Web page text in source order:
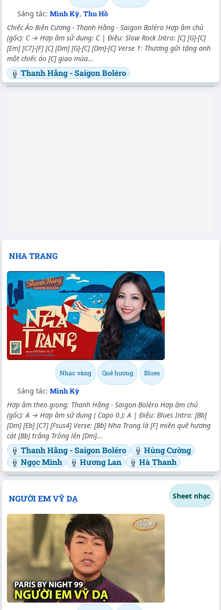
Sáng tác: Minh Kỳ, Thu Hồ
Chiếc Áo Biên Cương - Thanh Hằng - Saigon Boléro Hợp âm chủ
(gốc): C → Hợp âm sử dụng: C | Điệu: Slow Rock Intro: [C] [G]-[C]
[Em] [C7]-[F] [C] [Dm] [G]-[C] [Dm]-[C] Verse 1: Thương gửi tặng anh
một chiếc áo [C] giao mùa...
Thanh Hằng - Saigon Boléro
NHA TRANG
Nhạc vàng Quê hương Blues
Sáng tác: Minh Kỳ
Hợp âm theo giọng: Thanh Hằng - Saigon Boléro Hợp âm chủ
(gốc): A → Hợp âm sử dụng ( Capo 0.): A | Điệu: Blues Intro: [Bb]
[Dm] [Eb] [C7] [Fsus4] Verse: [Bb] Nha Trang là [F] miền quê hương
cát [Bb] trắng Trông lên [Dm]...
Thanh Hằng - Saigon Boléro
Hùng Cường
Ngọc Minh
Hương Lan Hà Thanh
NGƯỜI EM VỸ DẠ Sheet nhạc